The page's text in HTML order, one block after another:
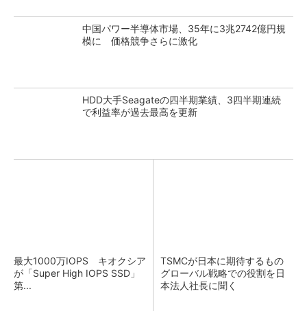
中国パワー半導体市場、35年に3兆2742億円規
模に 価格競争さらに激化
HDD大手Seagateの四半期業績、3四半期連続
で利益率が過去最高を更新
最大1000万IOPS キオクシア
が「Super High IOPS SSD」
第...
TSMCが日本に期待するもの
グローバル戦略での役割を日
本法人社長に聞く